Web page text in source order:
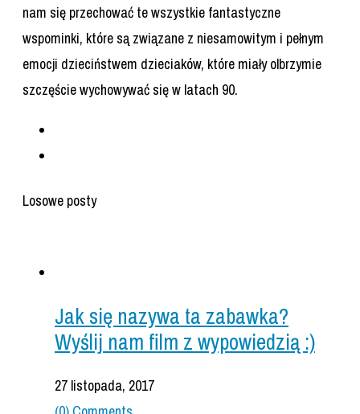
nam się przechować te wszystkie fantastyczne
wspominki, które są związane z niesamowitym i pełnym
emocji dzieciństwem dzieciaków, które miały olbrzymie
szczęście wychowywać się w latach 90.
Losowe posty
Jak się nazywa ta zabawka?
Wyślij nam film z wypowiedzią :)
27 listopada, 2017